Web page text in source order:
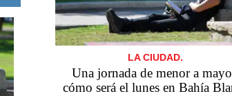
LA CIUDAD.
Una jornada de menor a
cómo será el lunes en Bahía